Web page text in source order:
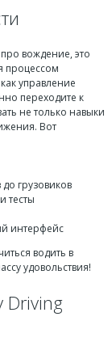
вождение, это
процессом
управление
переходите к
не только навыки
Вот
грузовиков
тесты
интерфейс
водить в
удовольствия!
Driving